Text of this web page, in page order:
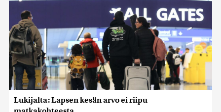
Lukijalta: Lapsen kesän arvo ei riipu